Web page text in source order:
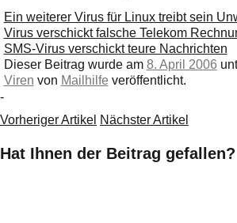
Ein weiterer Virus für Linux treibt sein
Virus verschickt falsche Telekom
SMS-Virus verschickt teure Nachrichten
Dieser Beitrag wurde am 8. April 2006
Viren von Mailhilfe veröffentlicht.
-
Vorheriger Artikel Nächster Artikel
Hat Ihnen der Beitrag gefallen?